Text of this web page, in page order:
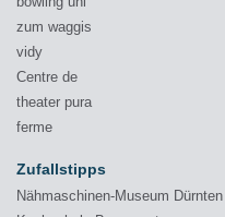
zum waggis
vidy
Centre de
theater pura
ferme
Zufallstipps
Nähmaschinen-Museum Dürnten